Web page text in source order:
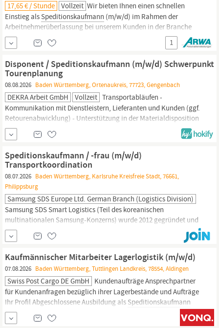
17,65 € / Stunde Vollzeit Wir bieten Ihnen einen schnellen
Einstieg als Speditionskaufmann (m/w/d) im Rahmen der
Arbeitnehmerüberlassung bei unserem Kunden in der Branche
Lager & Logistik an. Ihr neuer Job ist in Vollzeit und befindet sich
in Malsch. Wir bieten Ihnen Sicherer Arbeitsplatz Übertarifliche
Vergütung auf Basis des DGB-GVP-Tarifvertrags inkl.
1
Disponent / Speditionskaufmann (m/w/d) Schwerpunkt
Tourenplanung
08.08.2026 Baden Württemberg, Ortenaukreis, 77723, Gengenbach
DEKRA Arbeit GmbH Vollzeit Transportabläufen -
Kommunikation mit Dienstleistern, Lieferanten und Kunden (ggf.
Retourenabwicklung) - Unterstützung in der Materialdisposition
Anforderungen: - Abgeschlossene Ausbildung als
Speditionskaufmann/-frau
Speditionskaufmann / -frau (m/w/d)
Transportkoordination
08.07.2026 Baden Württemberg, Karlsruhe Kreisfreie Stadt, 76661,
Philippsburg
Samsung SDS Europe Ltd. German Branch (Logistics Division)
Samsung SDS Smart Logistics (Teil des koreanischen
multinationalen Samsung-Konzerns) wurde 2012 gegründet und
ist einer der am schnellsten wachsenden Logistikdienstleister der
Welt. Als innovativer Logistikdienstleister bieten wir unseren
Kunden optimierte Logistiklösungen sowie Beratung im Bereich
Supply Chain Management (SCM) auf Basis unserer hauseigenen
Plattform...
Kaufmännischer Mitarbeiter Lagerlogistik (m/w/d)
07.08.2026 Baden Württemberg, Tuttlingen Landkreis, 78554, Aldingen
Swiss Post Cargo DE GmbH Kundenaufträge Ansprechpartner
für Kundenanfragen bezüglich ihrer Lagerbestände und Aufträge
Ihr Profil Abgeschlossene Ausbildung als Speditionskaufmann
oder kaufmännische Berufsausbildung mit Schwerpunkt auf
logistische Dienstleistungen Englischkenntnisse und weitere